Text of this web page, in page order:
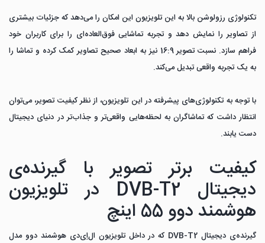
تکنولوژی رزولوشن بالا به این تلویزیون این امکان را می‌دهد که جزئیات بیشتری
از تصاویر را نمایش دهد و تجربه تماشایی فوق‌العاده‌ای را برای کاربران خود
فراهم سازد. نسبت تصویر 16:9 نیز به ابعاد صحیح تصاویر کمک کرده و تماشا را
به یک تجربه واقعی تبدیل می‌کند.
با توجه به تکنولوژی‌های پیشرفته در این تلویزیون، از نظر کیفیت تصویر، می‌توان
انتظار داشت که تماشاگران به لحظه‌هایی واقعی‌تر و جذاب‌تر در دنیای دیجیتال
دست یابند.
کیفیت برتر تصویر با گیرنده‌ی
دیجیتال DVB-T2 در تلویزیون
هوشمند دوو 55 اینچ
گیرنده‌ی دیجیتال DVB-T2 که در داخل تلویزیون ال‌اِی‌دی هوشمند دوو مدل